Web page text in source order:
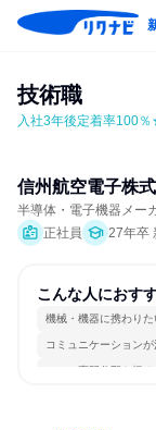
技術職
入社3年後定着率100
信州航空電子株
半導体・電子機器メー
正社員
27年卒
こんな人におす
機械・機器に携わりた
コミュニケーションが
一つの専門分野を極め